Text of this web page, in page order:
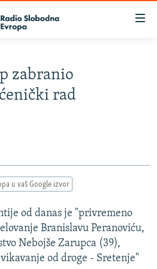
zabranio
rad
u vaš Google izvor
od danas je "privremeno
Branislavu Peranoviću,
Nebojše Zarupca (39),
od droge - Sretenje"